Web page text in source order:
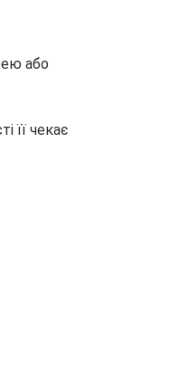
або
її чекає